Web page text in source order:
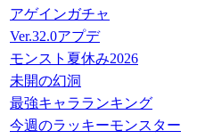
アゲインガチャ
Ver.32.0アプデ
モンスト夏休み2026
未開の幻洞
最強キャラランキング
今週のラッキーモンスター